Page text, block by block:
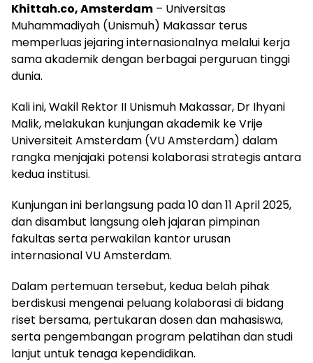
Khittah.co, Amsterdam – Universitas
Muhammadiyah (Unismuh) Makassar terus
memperluas jejaring internasionalnya melalui kerja
sama akademik dengan berbagai perguruan tinggi
dunia.
Kali ini, Wakil Rektor II Unismuh Makassar, Dr Ihyani
Malik, melakukan kunjungan akademik ke Vrije
Universiteit Amsterdam (VU Amsterdam) dalam
rangka menjajaki potensi kolaborasi strategis antara
kedua institusi.
Kunjungan ini berlangsung pada 10 dan 11 April 2025,
dan disambut langsung oleh jajaran pimpinan
fakultas serta perwakilan kantor urusan
internasional VU Amsterdam.
Dalam pertemuan tersebut, kedua belah pihak
berdiskusi mengenai peluang kolaborasi di bidang
riset bersama, pertukaran dosen dan mahasiswa,
serta pengembangan program pelatihan dan studi
lanjut untuk tenaga kependidikan.